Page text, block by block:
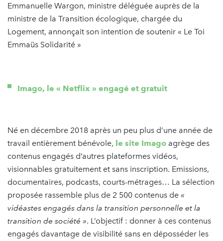
Emmanuelle Wargon, ministre déléguée auprès de la
ministre de la Transition écologique, chargée du
Logement, annonçait son intention de soutenir « Le Toi
Emmaüs Solidarité »
Imago, le « Netflix » engagé et gratuit
Né en décembre 2018 après un peu plus d’une année de
travail entièrement bénévole, le site Imago agrège des
contenus engagés d’autres plateformes vidéos,
visionnables gratuitement et sans inscription. Emissions,
documentaires, podcasts, courts-métrages… La sélection
proposée rassemble plus de 2 500 contenus de «
vidéastes engagés dans la transition personnelle et la
transition de société ». L’objectif : donner à ces contenus
engagés davantage de visibilité sans en déposséder les